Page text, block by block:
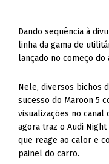
Dando sequência à
linha da gama de
lançado no começo
Nele, diversos bichos
sucesso do Maroon 5
visualizações no canal
agora traz o Audi
que reage ao calor e
painel do carro.